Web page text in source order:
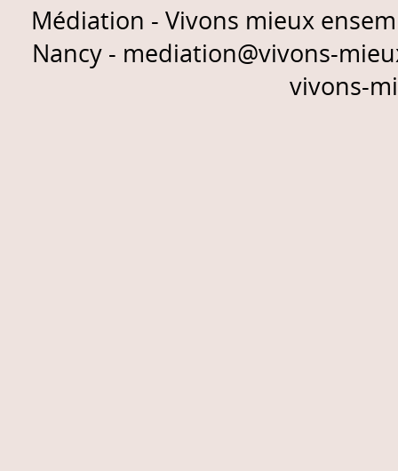
Médiation - Vivons mieux
Nancy - mediation@vivons-
vivons-